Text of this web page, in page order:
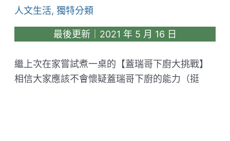
人文生活, 獨特分類
最後更新｜2021 年 5 月 16 日
繼上次在家嘗試煮一桌的【蓋瑞哥下廚大挑戰】
相信大家應該不會懷疑蓋瑞哥下廚的能力（挺